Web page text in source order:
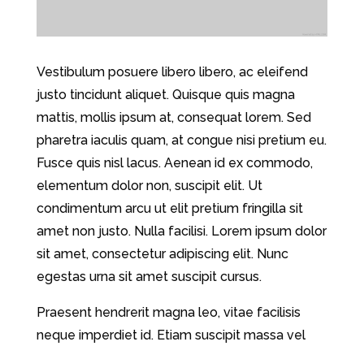
Vestibulum posuere libero libero, ac eleifend
justo tincidunt aliquet. Quisque quis magna
mattis, mollis ipsum at, consequat lorem. Sed
pharetra iaculis quam, at congue nisi pretium eu.
Fusce quis nisl lacus. Aenean id ex commodo,
elementum dolor non, suscipit elit. Ut
condimentum arcu ut elit pretium fringilla sit
amet non justo. Nulla facilisi. Lorem ipsum dolor
sit amet, consectetur adipiscing elit. Nunc
egestas urna sit amet suscipit cursus.
Praesent hendrerit magna leo, vitae facilisis
neque imperdiet id. Etiam suscipit massa vel